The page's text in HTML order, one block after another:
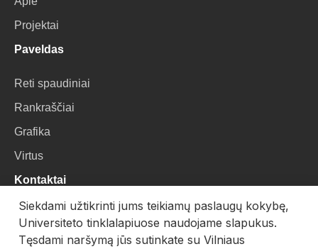
Projektai
Paveldas
Reti spaudiniai
Rankraščiai
Grafika
Virtus
Kontaktai
VU Biblioteka
Universiteto g. 3, LT-01122, Vilnius
Siekdami užtikrinti jums teikiamų paslaugų kokybę,
Universiteto tinklalapiuose naudojame slapukus.
Tęsdami naršymą jūs sutinkate su Vilniaus